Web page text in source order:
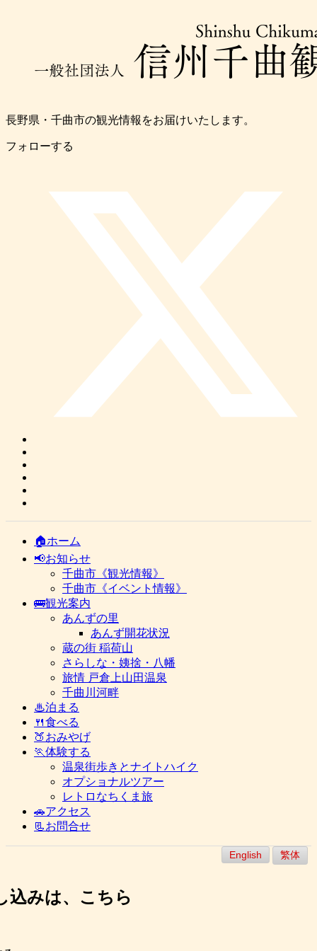
長野県・千曲市の観光情報をお届けいたします。
フォローする
🏠ホーム
📢お知らせ
千曲市《観光情報》
千曲市《イベント情報》
🚌観光案内
あんずの里
あんず開花状況
蔵の街 稲荷山
さらしな・姨捨・八幡
旅情 戸倉上山田温泉
千曲川河畔
♨泊まる
🍴食べる
🍑おみやげ
🏃体験する
温泉街歩きとナイトハイク
オプショナルツアー
レトロなちくま旅
🚗アクセス
📃お問合せ
English 繁体
込みは、こちら